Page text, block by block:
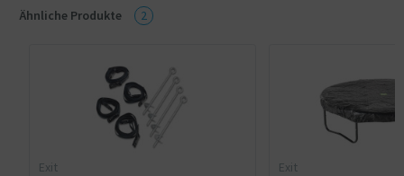
Ähnliche Produkte 2
Exit
Exit